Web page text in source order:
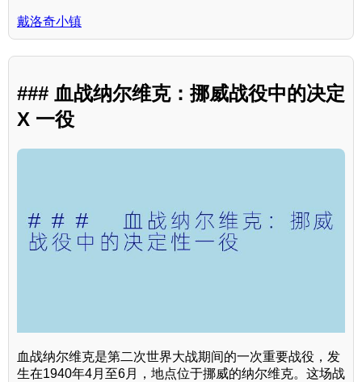
戴洛奇小镇
### 血战纳尔维克：挪威战役中的决定
X 一役
血战纳尔维克是第二次世界大战期间的一次重要战役，发
生在1940年4月至6月，地点位于挪威的纳尔维克。这场战